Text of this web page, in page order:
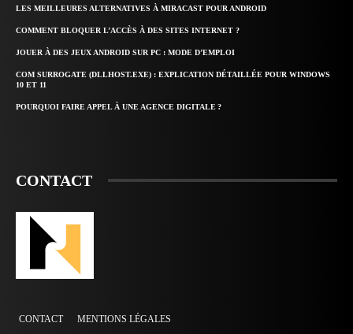
LES MEILLEURES ALTERNATIVES À MIRACAST POUR ANDROID
COMMENT BLOQUER L’ACCÈS À DES SITES INTERNET ?
JOUER À DES JEUX ANDROID SUR PC : MODE D’EMPLOI
COM SURROGATE (DLLHOST.EXE) : EXPLICATION DÉTAILLÉE POUR WINDOWS
10 ET 11
POURQUOI FAIRE APPEL À UNE AGENCE DIGITALE ?
CONTACT
CONTACT MENTIONS LÉGALES